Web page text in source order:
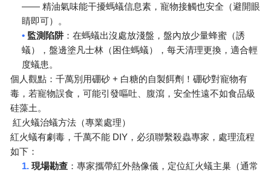
——精油氣味能干擾螞蟻信息素，寵物接觸也安全（避開眼
睛即可）。
• 監測陷阱 ：在螞蟻出沒處放淺盤，盤內放少量蜂蜜（誘
蟻），盤邊塗凡士林（困住螞蟻），每天清理更換，適合輕
度蟻患。
個人觀點：千萬別用硼砂 + 白糖的自製餌劑！硼砂對寵物有
毒，若寵物誤食，可能引發嘔吐、腹瀉，安全性遠不如食品級
硅藻土。
紅火蟻治蟻方法（專業處理）
紅火蟻有劇毒，千萬不能 DIY ，必須聯繫殺蟲專家，處理流程
如下：
1.現場勘查 ：專家攜帶紅外熱像儀，定位紅火蟻主巢（通常